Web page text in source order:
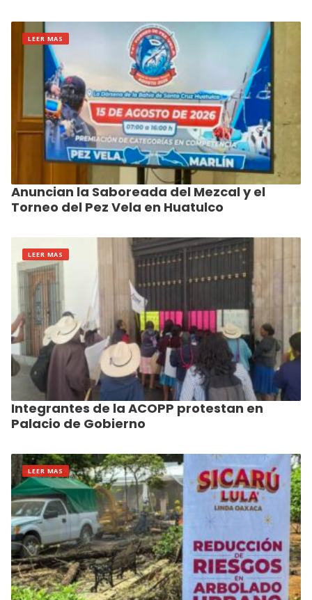
LEER MAS
Anuncian la Saboreada del Mezcal y el
Torneo del Pez Vela en Huatulco
LEER MAS
Integrantes de la ACOPP protestan en
Palacio de Gobierno
LEER MAS